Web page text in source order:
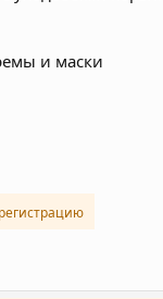
и маски